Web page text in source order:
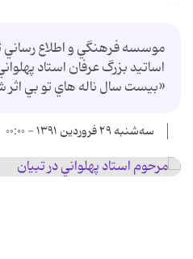
موسسه فرهنگي و اطلاع
اساتيد بزرگ عرفان استاد
«بيست سال ناله هاي تو بي
سه‌شنبه ۲۹ فروردین ۱۳۹۱ - ۰۰:۰۰